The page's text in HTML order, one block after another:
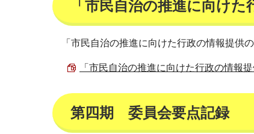
「市民自治の推進に向け
「市民自治の推進に向けた行政の情報提供
「市民自治の推進に向けた行政の情報
第四期 委員会要点記録